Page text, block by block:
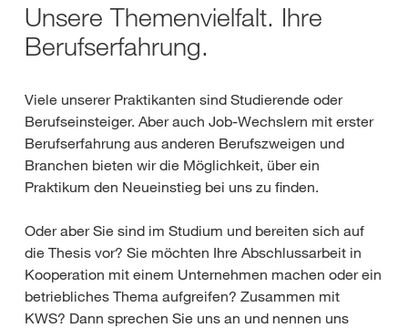
Unsere Themenvielfalt. Ihre
Berufserfahrung.
Viele unserer Praktikanten sind Studierende oder
Berufseinsteiger. Aber auch Job-Wechslern mit erster
Berufserfahrung aus anderen Berufszweigen und
Branchen bieten wir die Möglichkeit, über ein
Praktikum den Neueinstieg bei uns zu finden.
Oder aber Sie sind im Studium und bereiten sich auf
die Thesis vor? Sie möchten Ihre Abschlussarbeit in
Kooperation mit einem Unternehmen machen oder ein
betriebliches Thema aufgreifen? Zusammen mit
KWS? Dann sprechen Sie uns an und nennen uns